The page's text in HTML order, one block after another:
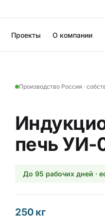
Проекты О компании
Производство Россия ·
печь УИ-
До 95 рабочих дней ·
250 кг